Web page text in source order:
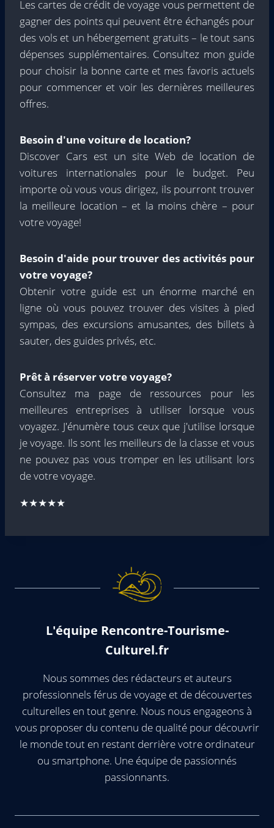
Les cartes de crédit de voyage vous permettent de
gagner des points qui peuvent être échangés pour
des vols et un hébergement gratuits – le tout sans
dépenses supplémentaires. Consultez mon guide
pour choisir la bonne carte et mes favoris actuels
pour commencer et voir les dernières meilleures
offres.
Besoin d'une voiture de location?
Discover Cars est un site Web de location de
voitures internationales pour le budget. Peu
importe où vous vous dirigez, ils pourront trouver
la meilleure location – et la moins chère – pour
votre voyage!
Besoin d'aide pour trouver des activités pour
votre voyage?
Obtenir votre guide est un énorme marché en
ligne où vous pouvez trouver des visites à pied
sympas, des excursions amusantes, des billets à
sauter, des guides privés, etc.
Prêt à réserver votre voyage?
Consultez ma page de ressources pour les
meilleures entreprises à utiliser lorsque vous
voyagez. J'énumère tous ceux que j'utilise lorsque
je voyage. Ils sont les meilleurs de la classe et vous
ne pouvez pas vous tromper en les utilisant lors
de votre voyage.
★★★★★
L'équipe Rencontre-Tourisme-
Culturel.fr
Nous sommes des rédacteurs et auteurs
professionnels férus de voyage et de découvertes
culturelles en tout genre. Nous nous engageons à
vous proposer du contenu de qualité pour découvrir
le monde tout en restant derrière votre ordinateur
ou smartphone. Une équipe de passionnés
passionnants.